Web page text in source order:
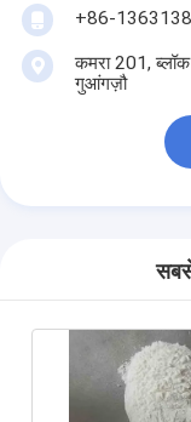
+86-
कमरा 201, ब्लॉक
गुआंगज़ौ
सबसे